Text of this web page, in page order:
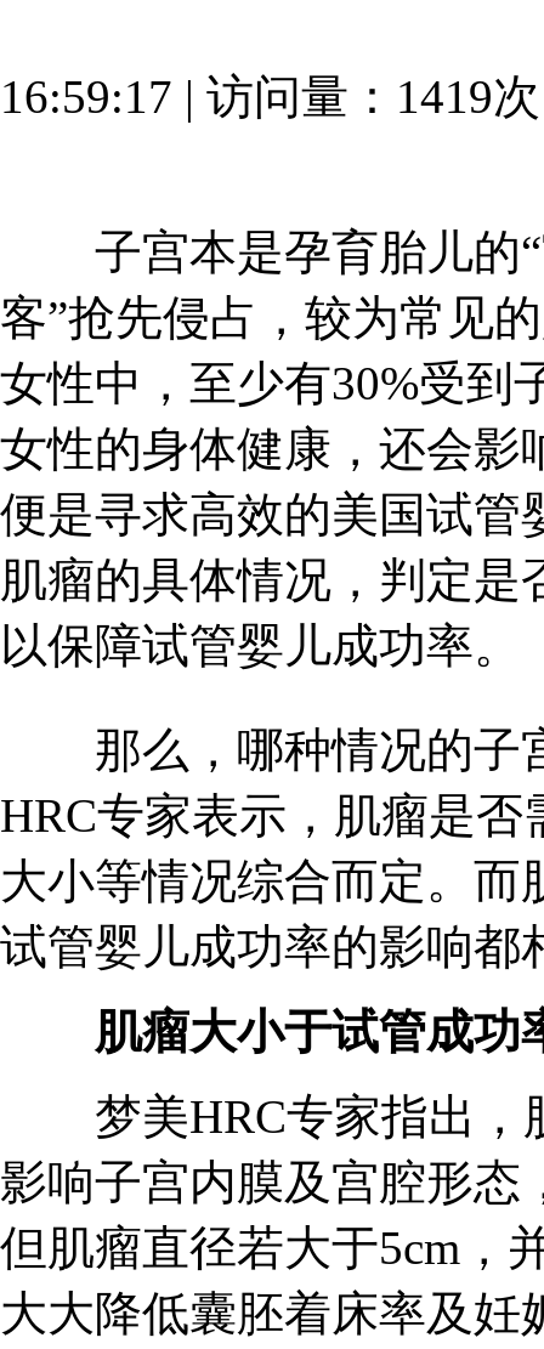
16:59:17 | 访问量：1419
子宫本是孕育胎儿的“
客”抢先侵占，较为常见
女性中，至少有30%受到
女性的身体健康，还会影
便是寻求高效的美国试管
肌瘤的具体情况，判定
以保障试管婴儿成功率。
那么，哪种情况的子
HRC专家表示，肌瘤是
大小等情况综合而定。
试管婴儿成功率的影响都
肌瘤大小于试管成功
梦美HRC专家指出，
影响子宫内膜及宫腔形态
但肌瘤直径若大于5cm，
大大降低囊胚着床率及妊